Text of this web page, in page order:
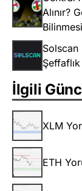
Alınır?
Solscan
İlgili
XLM
ETH